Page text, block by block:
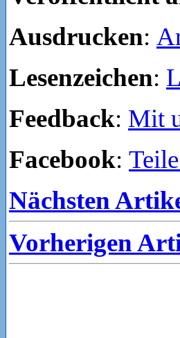
Ausdrucken:
Lesenzeichen:
Feedback: Mit
Facebook:
Nächsten
Vorherigen